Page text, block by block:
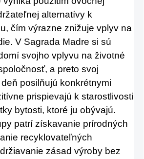
alternatívy k
čím výrazne znižuje vplyv na
V Sagrada Madre si sú
svojho vplyvu na životné
a preto svoj
posilňujú konkrétnymi
prispievajú k starostlivosti
bytosti, ktoré ju obývajú.
patrí získavanie prírodných
recyklovateľných
zásad výroby bez